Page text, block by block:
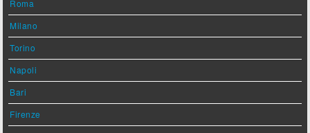
Roma
Milano
Torino
Napoli
Bari
Firenze